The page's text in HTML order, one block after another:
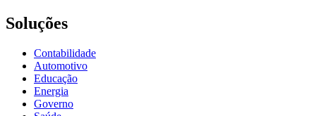
Soluções
Contabilidade
Automotivo
Educação
Energia
Governo